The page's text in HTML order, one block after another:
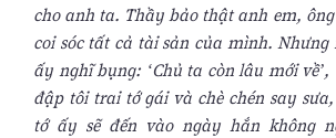
cho anh ta. Thầy bảo thật anh em,
coi sóc tất cả tài sản của mình.
ấy nghĩ bụng: ‘Chủ ta còn lâu mới
đập tôi trai tớ gái và chè chén say
tớ ấy sẽ đến vào ngày hắn không